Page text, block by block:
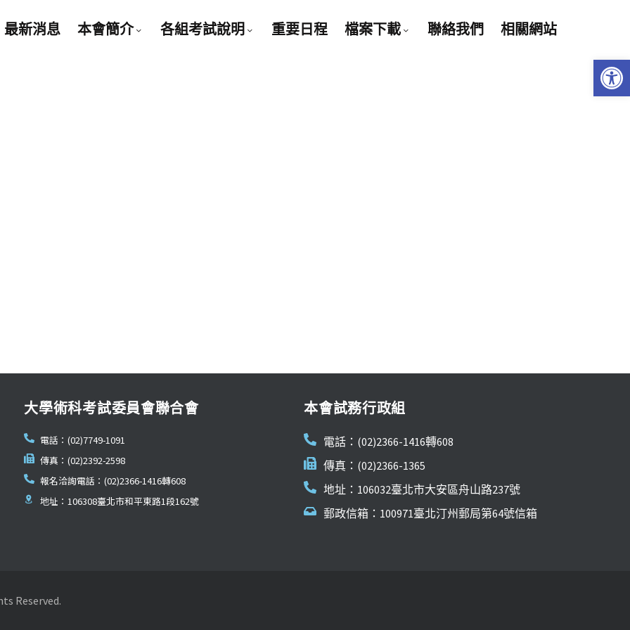
最新消息 本會簡介 各組考試說明 重要日程 檔案下載 聯絡我們 相關網站
大學術科考試委員會聯合會
電話：(02)7749-1091
傳真：(02)2392-2598
報名洽詢電話：(02)2366-1416轉608
地址：106308臺北市和平東路1段162號
本會試務行政組
電話：(02)2366-1416轉608
傳真：(02)2366-1365
地址：106032臺北市大安區舟山路237號
郵政信箱：100971臺北汀州郵局第64號信箱
Reserved.